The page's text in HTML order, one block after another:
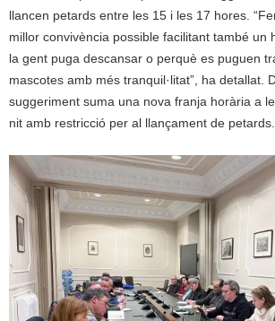
llancen petards entre les 15 i les 17 hores.
millor convivència possible facilitant també un
la gent puga descansar o perquè es puguen
mascotes amb més tranquil·litat”, ha detallat.
suggeriment suma una nova franja horària a
nit amb restricció per al llançament de petards.